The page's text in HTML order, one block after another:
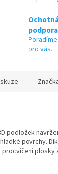
podpora
pro vás.
Značka
podložek
povrchy.
plosky